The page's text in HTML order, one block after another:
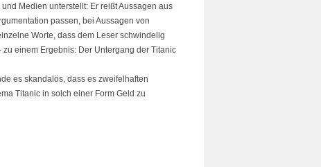
Medien unterstellt: Er reißt Aussagen aus
passen, bei Aussagen von
Worte, dass dem Leser schwindelig
einem Ergebnis: Der Untergang der Titanic
es skandalös, dass es zweifelhaften
Titanic in solch einer Form Geld zu